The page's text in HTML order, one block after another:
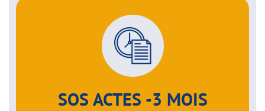
SOS ACTES -3 MOIS